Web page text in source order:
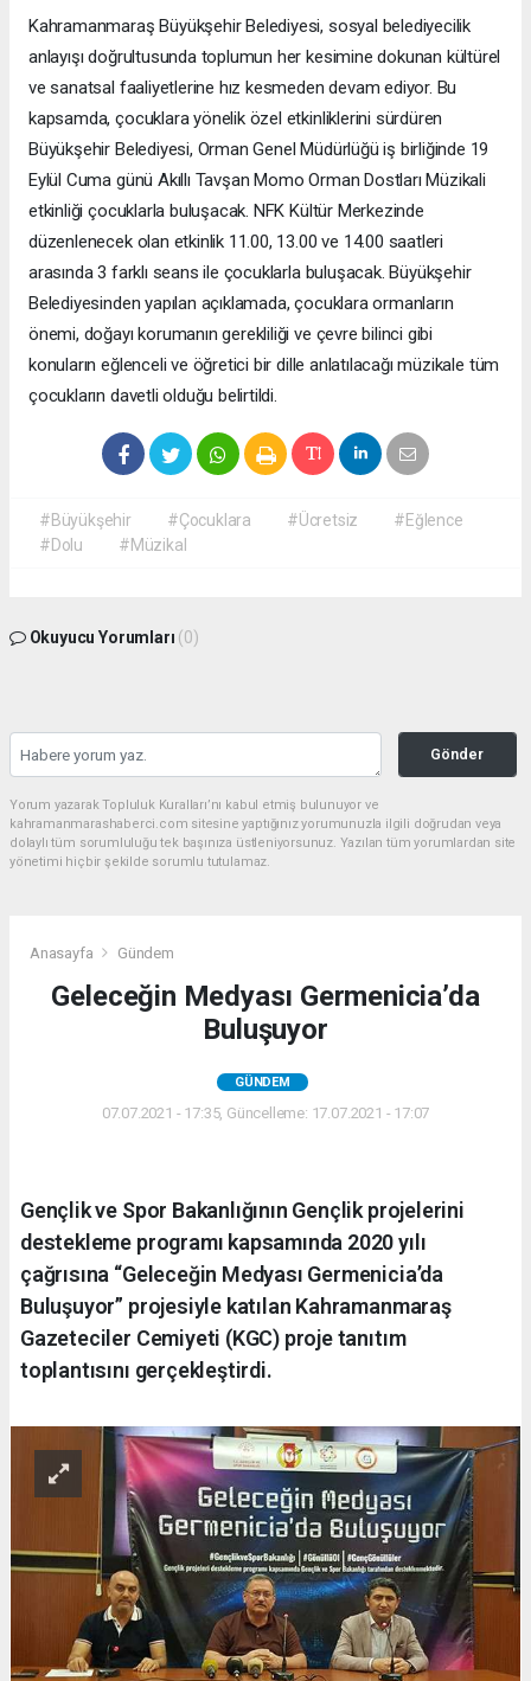
Kahramanmaraş Büyükşehir Belediyesi, sosyal belediyecilik
anlayışı doğrultusunda toplumun her kesimine dokunan kültürel
ve sanatsal faaliyetlerine hız kesmeden devam ediyor. Bu
kapsamda, çocuklara yönelik özel etkinliklerini sürdüren
Büyükşehir Belediyesi, Orman Genel Müdürlüğü iş birliğinde 19
Eylül Cuma günü Akıllı Tavşan Momo Orman Dostları Müzikali
etkinliği çocuklarla buluşacak. NFK Kültür Merkezinde
düzenlenecek olan etkinlik 11.00, 13.00 ve 14.00 saatleri
arasında 3 farklı seans ile çocuklarla buluşacak. Büyükşehir
Belediyesinden yapılan açıklamada, çocuklara ormanların
önemi, doğayı korumanın gerekliliği ve çevre bilinci gibi
konuların eğlenceli ve öğretici bir dille anlatılacağı müzikale tüm
çocukların davetli olduğu belirtildi.
#Büyükşehir #Çocuklara #Ücretsiz
#Eğlence
#Dolu
#Müzikal
Okuyucu Yorumları (0)
Gönder
Yorum yazarak Topluluk Kuralları’nı kabul etmiş bulunuyor ve
kahramanmarashaberci.com sitesine yaptığınız yorumunuzla ilgili doğrudan veya
dolaylı tüm sorumluluğu tek başınıza üstleniyorsunuz. Yazılan tüm yorumlardan site
yönetimi hiçbir şekilde sorumlu tutulamaz.
Anasayfa Gündem
Geleceğin Medyası Germenicia’da
Buluşuyor
GÜNDEM
07.07.2021 - 17:35, Güncelleme: 17.07.2021 - 17:07
Gençlik ve Spor Bakanlığının Gençlik projelerini
destekleme programı kapsamında 2020 yılı
çağrısına “Geleceğin Medyası Germenicia’da
Buluşuyor” projesiyle katılan Kahramanmaraş
Gazeteciler Cemiyeti (KGC) proje tanıtım
toplantısını gerçekleştirdi.